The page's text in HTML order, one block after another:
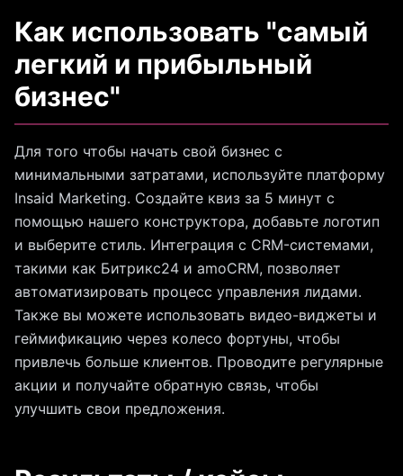
Как использовать "самый
легкий и прибыльный
бизнес"
Для того чтобы начать свой бизнес с
минимальными затратами, используйте платформу
Insaid Marketing. Создайте квиз за 5 минут с
помощью нашего конструктора, добавьте логотип
и выберите стиль. Интеграция с CRM-системами,
такими как Битрикс24 и amoCRM, позволяет
автоматизировать процесс управления лидами.
Также вы можете использовать видео-виджеты и
геймификацию через колесо фортуны, чтобы
привлечь больше клиентов. Проводите регулярные
акции и получайте обратную связь, чтобы
улучшить свои предложения.